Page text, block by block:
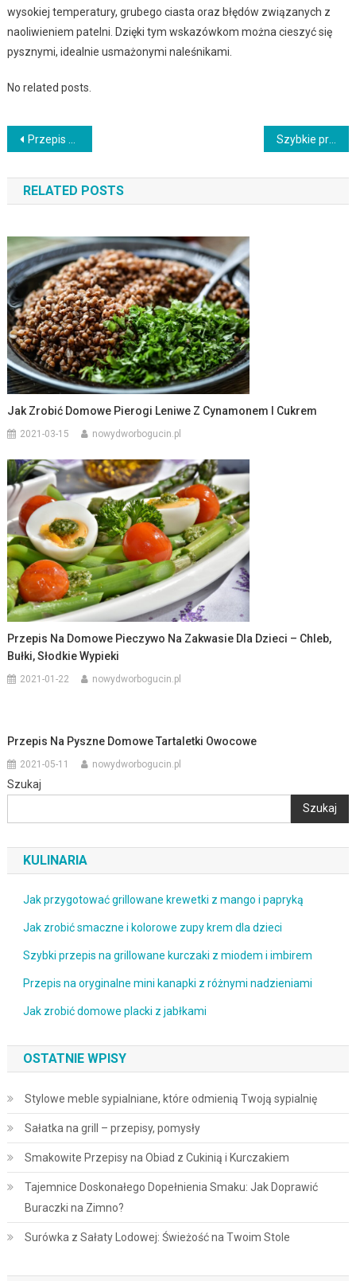
wysokiej temperatury, grubego ciasta oraz błędów związanych z
naoliwieniem patelni. Dzięki tym wskazówkom można cieszyć się
pysznymi, idealnie usmażonymi naleśnikami.
No related posts.
Nawigacja
wpisu
Przepis na marynowane cebulki do słoików do dodawania do potraw Szybkie przepisy na wartościowe kanapki dla dzieci do szkoły
RELATED POSTS
Jak Zrobić Domowe Pierogi Leniwe Z Cynamonem I Cukrem
2021-03-15 nowydworbogucin.pl
Przepis Na Domowe Pieczywo Na Zakwasie Dla Dzieci – Chleb,
Bułki, Słodkie Wypieki
2021-01-22 nowydworbogucin.pl
Przepis Na Pyszne Domowe Tartaletki Owocowe
2021-05-11 nowydworbogucin.pl
Szukaj
Szukaj
KULINARIA
Jak przygotować grillowane krewetki z mango i papryką
Jak zrobić smaczne i kolorowe zupy krem dla dzieci
Szybki przepis na grillowane kurczaki z miodem i imbirem
Przepis na oryginalne mini kanapki z różnymi nadzieniami
Jak zrobić domowe placki z jabłkami
OSTATNIE WPISY
Stylowe meble sypialniane, które odmienią Twoją sypialnię
Sałatka na grill – przepisy, pomysły
Smakowite Przepisy na Obiad z Cukinią i Kurczakiem
Tajemnice Doskonałego Dopełnienia Smaku: Jak Doprawić
Buraczki na Zimno?
Surówka z Sałaty Lodowej: Świeżość na Twoim Stole